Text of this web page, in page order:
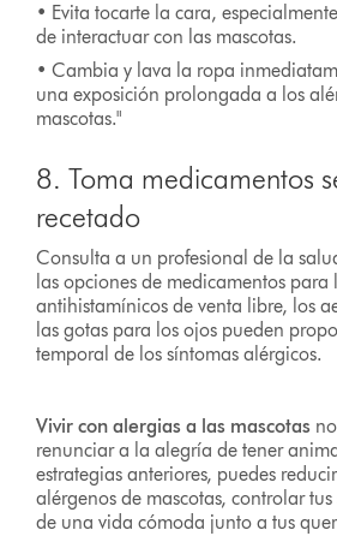
• Evita tocarte la cara,
de interactuar con las mascotas.
• Cambia y lava la ropa
una exposición prolongada a los
mascotas."
8. Toma medicamentos
recetado
Consulta a un profesional de la
las opciones de medicamentos
antihistamínicos de venta libre, los
las gotas para los ojos pueden
temporal de los síntomas alérgicos.
Vivir con alergias a las mascotas
renunciar a la alegría de tener
estrategias anteriores, puedes
alérgenos de mascotas, controlar
de una vida cómoda junto a tus